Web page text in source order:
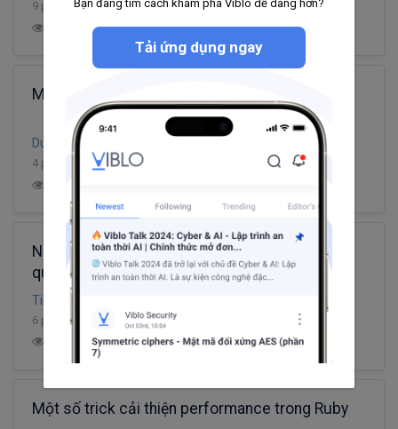
9 phút đọc
11 2 10
Một số CSS nhỏ hay gặp khi làm dự án
Dung Nguyen
4 phút đọc
Những mẹo và thủ thuật bạn có thể dùng để
quẩy với Laravel Eloquent
Tiến Nguyễn Văn
6 phút đọc
7 18 27
Một số trick cải thiện performance trong Ruby
Bạn đang tìm cách khám phá Viblo dễ dàng hơn?
Tải ứng dụng ngay